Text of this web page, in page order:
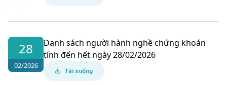
28
02/2026
Danh sách người hành nghề chứng khoán
tính đến hết ngày 28/02/2026
Tải xuống